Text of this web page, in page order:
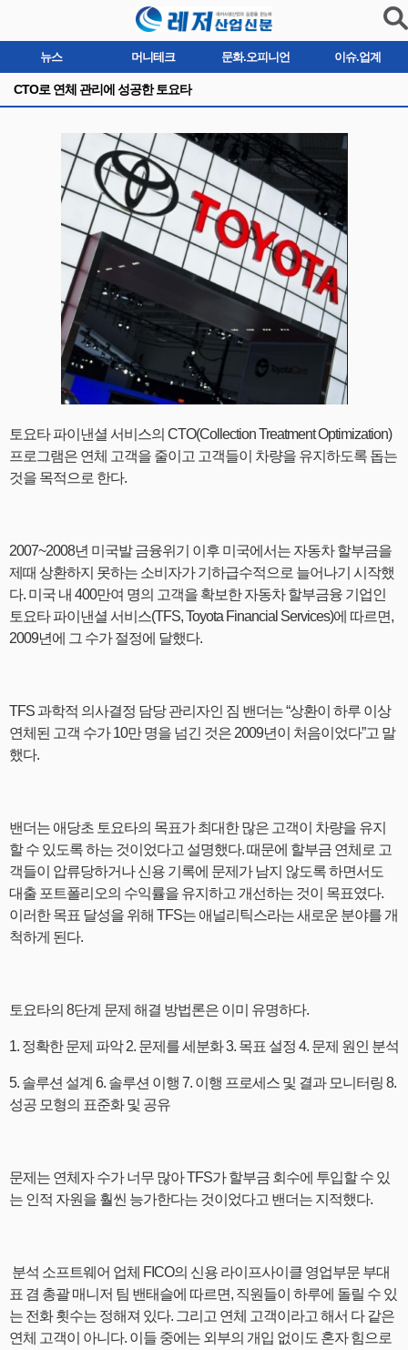
뉴스 머니테크 문화.오피니언 이슈.업계
CTO로 연체 관리에 성공한 토요타
토요타 파이낸셜 서비스의 CTO(Collection Treatment Optimization)
프로그램은 연체 고객을 줄이고 고객들이 차량을 유지하도록 돕는
것을 목적으로 한다.
2007~2008년 미국발 금융위기 이후 미국에서는 자동차 할부금을
제때 상환하지 못하는 소비자가 기하급수적으로 늘어나기 시작했
다. 미국 내 400만여 명의 고객을 확보한 자동차 할부금융 기업인
토요타 파이낸셜 서비스(TFS, Toyota Financial Services)에 따르면,
2009년에 그 수가 절정에 달했다.
TFS 과학적 의사결정 담당 관리자인 짐 밴더는 “상환이 하루 이상
연체된 고객 수가 10만 명을 넘긴 것은 2009년이 처음이었다”고 말
했다.
밴더는 애당초 토요타의 목표가 최대한 많은 고객이 차량을 유지
할 수 있도록 하는 것이었다고 설명했다. 때문에 할부금 연체로 고
객들이 압류당하거나 신용 기록에 문제가 남지 않도록 하면서도
대출 포트폴리오의 수익률을 유지하고 개선하는 것이 목표였다.
이러한 목표 달성을 위해 TFS는 애널리틱스라는 새로운 분야를 개
척하게 된다.
토요타의 8단계 문제 해결 방법론은 이미 유명하다.
1. 정확한 문제 파악 2. 문제를 세분화 3. 목표 설정 4. 문제 원인 분석
5. 솔루션 설계 6. 솔루션 이행 7. 이행 프로세스 및 결과 모니터링 8.
성공 모형의 표준화 및 공유
문제는 연체자 수가 너무 많아 TFS가 할부금 회수에 투입할 수 있
는 인적 자원을 훨씬 능가한다는 것이었다고 밴더는 지적했다.
분석 소프트웨어 업체 FICO의 신용 라이프사이클 영업부문 부대
표 겸 총괄 매니저 팀 밴태슬에 따르면, 직원들이 하루에 돌릴 수 있
는 전화 횟수는 정해져 있다. 그리고 연체 고객이라고 해서 다 같은
연체 고객이 아니다. 이들 중에는 외부의 개입 없이도 혼자 힘으로